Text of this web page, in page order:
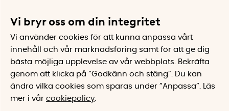
Vi bryr oss om din integritet
Vi använder cookies för att kunna anpassa vårt
innehåll och vår marknadsföring samt för att ge dig
bästa möjliga upplevelse av vår webbplats.
Bekräfta
genom att klicka på “Godkänn och stäng”. Du kan
ändra vilka cookies som sparas under ”Anpassa”.
Läs
mer i vår cookiepolicy